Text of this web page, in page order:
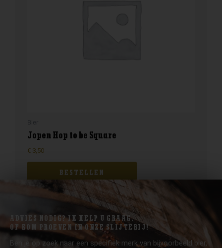
Jopen Hop to be Square
€ 3,50
BESTELLEN
ADVIES NODIG? IK HELP U GRAAG.
OF KOM PROEVEN IN ONZE SLIJTERIJ!
Ben je op zoek naar een specifiek merk van bijvoorbeeld bier,